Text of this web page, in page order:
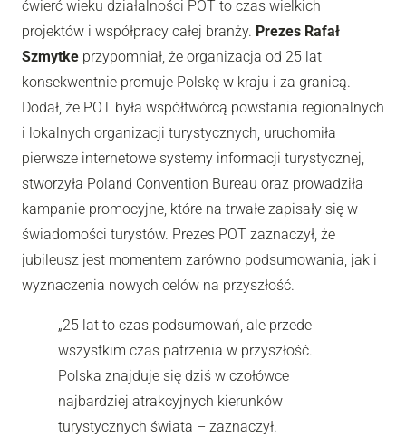
ćwierć wieku działalności POT to czas wielkich
projektów i współpracy całej branży. Prezes Rafał
Szmytke przypomniał, że organizacja od 25 lat
konsekwentnie promuje Polskę w kraju i za granicą.
Dodał, że POT była współtwórcą powstania regionalnych
i lokalnych organizacji turystycznych, uruchomiła
pierwsze internetowe systemy informacji turystycznej,
stworzyła Poland Convention Bureau oraz prowadziła
kampanie promocyjne, które na trwałe zapisały się w
świadomości turystów. Prezes POT zaznaczył, że
jubileusz jest momentem zarówno podsumowania, jak i
wyznaczenia nowych celów na przyszłość.
„25 lat to czas podsumowań, ale przede
wszystkim czas patrzenia w przyszłość.
Polska znajduje się dziś w czołówce
najbardziej atrakcyjnych kierunków
turystycznych świata – zaznaczył.